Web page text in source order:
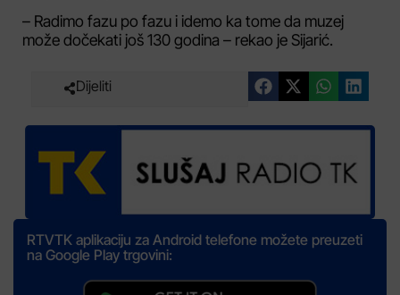
– Radimo fazu po fazu i idemo ka tome da muzej
može dočekati još 130 godina – rekao je Sijarić.
Dijeliti
RTVTK aplikaciju za Android telefone možete preuzeti
na Google Play trgovini: